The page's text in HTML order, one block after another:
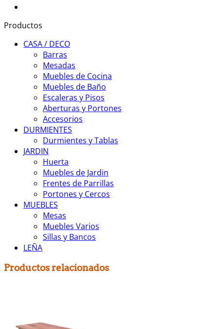
Productos
CASA / DECO
Barras
Mesadas
Muebles de Cocina
Muebles de Baño
Escaleras y Pisos
Aberturas y Portones
Accesorios
DURMIENTES
Durmientes y Tablas
JARDIN
Huerta
Muebles de Jardin
Frentes de Parrillas
Portones y Cercos
MUEBLES
Mesas
Muebles Varios
Sillas y Bancos
LEÑA
Productos relacionados